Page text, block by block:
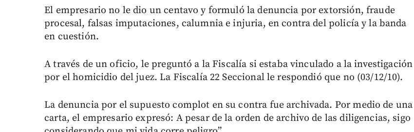
El empresario no le dio un centavo y formuló la denuncia por extorsión, fraude
procesal, falsas imputaciones, calumnia e injuria, en contra del policía y la banda
en cuestión.
A través de un oficio, le preguntó a la Fiscalía si estaba vinculado a la investigación
por el homicidio del juez. La Fiscalía 22 Seccional le respondió que no (03/12/10).
La denuncia por el supuesto complot en su contra fue archivada. Por medio de una
carta, el empresario expresó: A pesar de la orden de archivo de las diligencias, sigo